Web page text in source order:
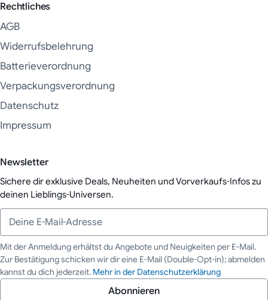
Rechtliches
AGB
Widerrufsbelehrung
Batterieverordnung
Verpackungsverordnung
Datenschutz
Impressum
Newsletter
Sichere dir exklusive Deals, Neuheiten und Vorverkaufs-Infos zu
deinen Lieblings-Universen.
Deine E-Mail-Adresse
Mit der Anmeldung erhältst du Angebote und Neuigkeiten per E-Mail.
Zur Bestätigung schicken wir dir eine E-Mail (Double-Opt-in); abmelden
kannst du dich jederzeit. Mehr in der Datenschutzerklärung
Abonnieren